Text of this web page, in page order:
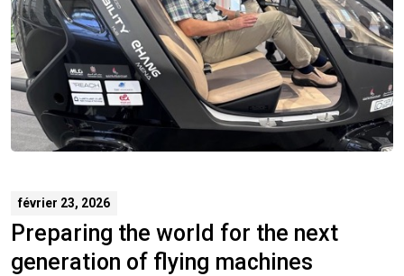
février 23, 2026
Preparing the world for the next
generation of flying machines